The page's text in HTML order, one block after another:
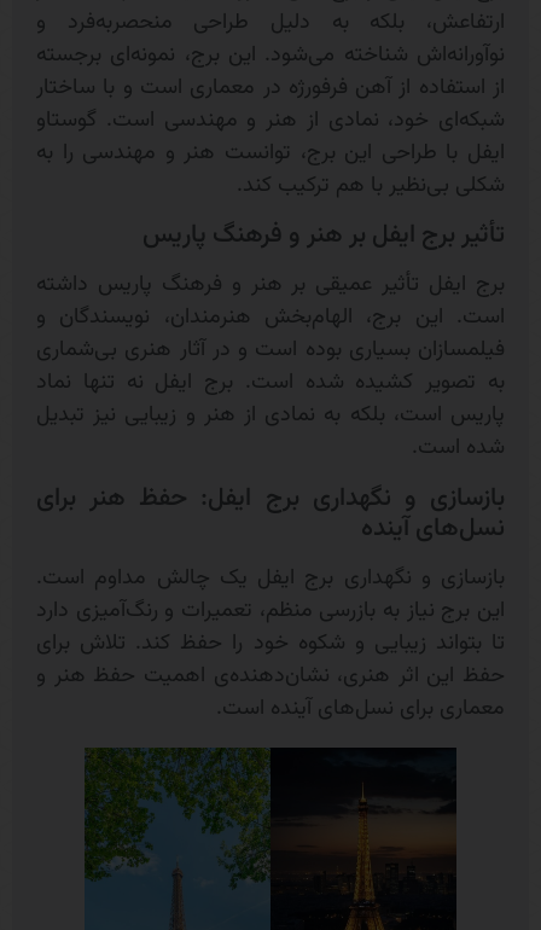
ارتفاعش، بلکه به دلیل طراحی منحصربه‌فرد و
نوآورانه‌اش شناخته می‌شود. این برج، نمونه‌ای برجسته
از استفاده از آهن فرفورژه در معماری است و با ساختار
شبکه‌ای خود، نمادی از هنر و مهندسی است. گوستاو
ایفل با طراحی این برج، توانست هنر و مهندسی را به
شکلی بی‌نظیر با هم ترکیب کند.
تأثیر برج ایفل بر هنر و فرهنگ پاریس
برج ایفل تأثیر عمیقی بر هنر و فرهنگ پاریس داشته
است. این برج، الهام‌بخش هنرمندان، نویسندگان و
فیلمسازان بسیاری بوده است و در آثار هنری بی‌شماری
به تصویر کشیده شده است. برج ایفل نه تنها نماد
پاریس است، بلکه به نمادی از هنر و زیبایی نیز تبدیل
شده است.
بازسازی و نگهداری برج ایفل: حفظ هنر برای
نسل‌های آینده
بازسازی و نگهداری برج ایفل یک چالش مداوم است.
این برج نیاز به بازرسی منظم، تعمیرات و رنگ‌آمیزی دارد
تا بتواند زیبایی و شکوه خود را حفظ کند. تلاش برای
حفظ این اثر هنری، نشان‌دهنده‌ی اهمیت حفظ هنر و
معماری برای نسل‌های آینده است.